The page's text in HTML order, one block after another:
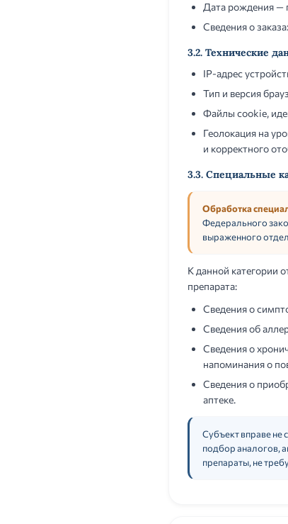
Дата рождения —
Сведения о
3.2. Технические
IP-адрес
Тип и версия
Файлы cookie,
Геолокация на
и корректного
3.3. Специальные
Обработка
Федерального
выраженного
К данной категории
препарата:
Сведения о
Сведения об
Сведения о
напоминания о
Сведения о
аптеке.
Субъект вправе не
подбор аналогов,
препараты, не